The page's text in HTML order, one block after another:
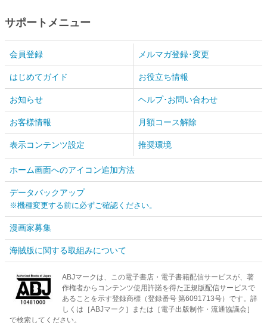
サポートメニュー
会員登録 メルマガ登録･変更
はじめてガイド お役立ち情報
お知らせ ヘルプ･お問い合わせ
お客様情報 月額コース解除
表示コンテンツ設定 推奨環境
ホーム画面へのアイコン追加方法
データバックアップ
※機種変更する前に必ずご確認ください。
漫画家募集
海賊版に関する取組みについて
ABJマークは、この電子書店・電子書籍配信サービスが、著
作権者からコンテンツ使用許諾を得た正規版配信サービスで
あることを示す登録商標（登録番号 第6091713号）です。詳
しくは［ABJマーク］または［電子出版制作・流通協議会］
で検索してください。